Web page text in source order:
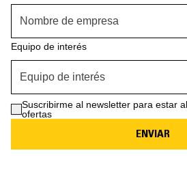
Nombre de empresa
Equipo de interés
Equipo de interés
Suscribirme al newsletter para estar
ofertas
Suscríbete al newsletter aquí.
ENVIAR